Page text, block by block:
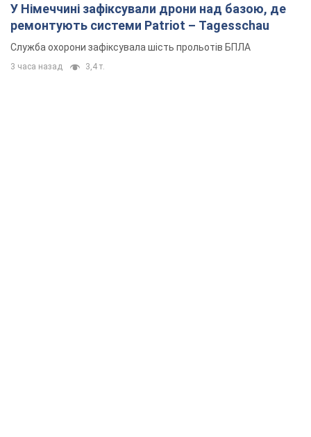
У Німеччині зафіксували дрони над базою, де
ремонтують системи Patriot – Tagesschau
Служба охорони зафіксувала шість прольотів БПЛА
3 часа назад 3,4 т.